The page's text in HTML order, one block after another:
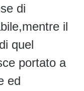
di
il
quel
portato a
ed